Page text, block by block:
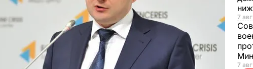
7
7